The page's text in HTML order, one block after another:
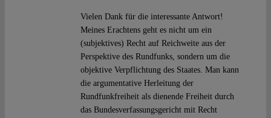
Vielen Dank für die interessante Antwort!
Meines Erachtens geht es nicht um ein
(subjektives) Recht auf Reichweite aus der
Perspektive des Rundfunks, sondern um die
objektive Verpflichtung des Staates. Man kann
die argumentative Herleitung der
Rundfunkfreiheit als dienende Freiheit durch
das Bundesverfassungsgericht mit Recht